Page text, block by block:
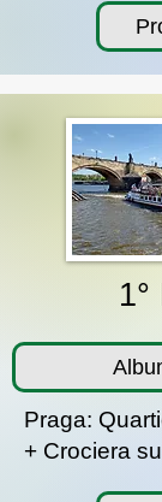
Praga:
+ Crociera